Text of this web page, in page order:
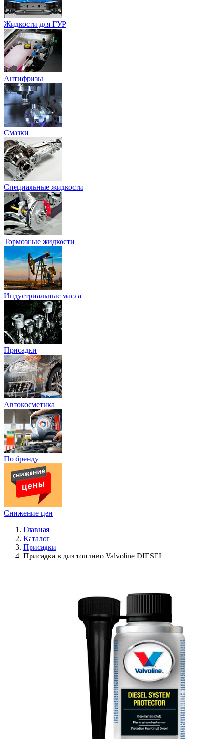
Жидкости для ГУР
Антифризы
Смазки
Специальные жидкости
Тормозные жидкости
Индустриальные масла
Присадки
Автокосметика
По бренду
Снижение цен
Главная
Каталог
Присадки
Присадка в диз топливо Valvoline DIESEL …